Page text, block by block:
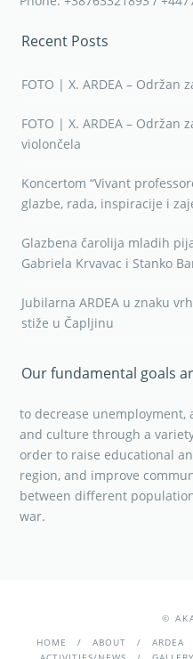
Recent Posts
FOTO | X. ARDEA –
FOTO | X. ARDEA – Održan
violončela
Koncertom “Vivant
glazbe, rada, inspiracije i
Glazbena čarolija mladih
Gabriela Krvavac i Stanko
Jubilarna ARDEA u znaku
stiže u Čapljinu
Our fundamental goals
to decrease
and culture through a
order to raise educational
region, and improve
between different
war.
©
HOME
ABOUT ARDEA